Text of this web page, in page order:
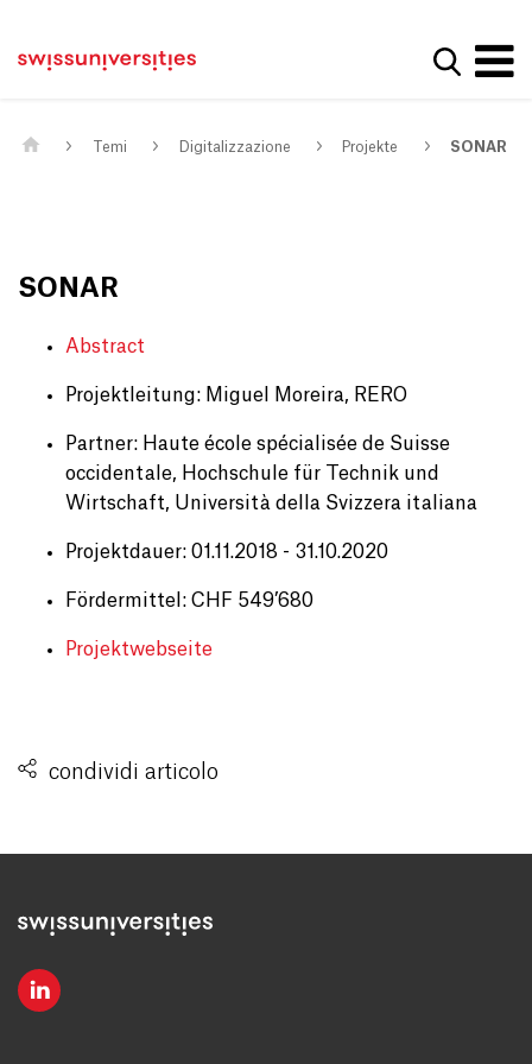
Navigazione principale
Contenuto
Meta Navigation
Mostra
Temi Digitalizzazione Projekte SONAR
SONAR
Abstract
Projektleitung: Miguel Moreira, RERO
Partner: Haute école spécialisée de Suisse
occidentale, Hochschule für Technik und
Wirtschaft, Università della Svizzera italiana
Projektdauer: 01.11.2018 - 31.10.2020
Fördermittel: CHF 549’680
Projektwebseite
condividi articolo